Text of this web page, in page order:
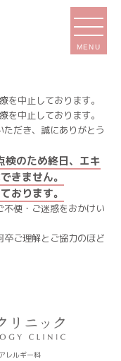
MENU
中止しております。
中止しております。
だき、誠にありがとう
のため終日、エキ
きません。
おります。
便・ご迷惑をおかけい
ご理解とご協力のほど
レルギー科